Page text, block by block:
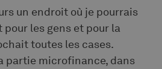
un endroit où je pourrais
pour les gens et pour la
toutes les cases.
partie microfinance, dans